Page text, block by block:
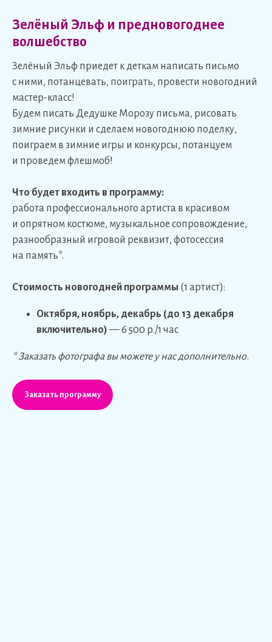
Зелёный Эльф и предновогоднее
волшебство
Зелёный Эльф приедет к деткам написать письмо
с ними, потанцевать, поиграть, провести новогодний
мастер-класс!
Будем писать Дедушке Морозу письма, рисовать
зимние рисунки и сделаем новогоднюю поделку,
поиграем в зимние игры и конкурсы, потанцуем
и проведем флешмоб!
Что будет входить в программу:
работа профессионального артиста в красивом
и опрятном костюме, музыкальное сопровождение,
разнообразный игровой реквизит, фотосессия
на память*.
Стоимость новогодней программы (1 артист):
Октября, ноябрь, декабрь (до 13 декабря
включительно)— 6 500 р./1 час
* Заказать фотографа вы можете у нас дополнительно.
Заказать программу